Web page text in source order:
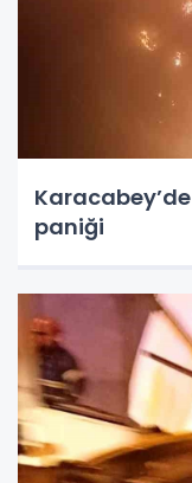
paniği